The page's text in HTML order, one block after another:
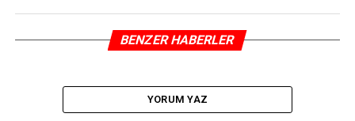
BENZER HABERLER
YORUM YAZ